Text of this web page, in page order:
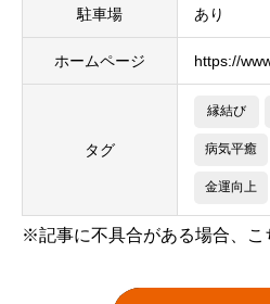
駐車場 あり
ホームページ https://
タグ
縁結び
病気平癒
金運向上
※記事に不具合がある場合、こ